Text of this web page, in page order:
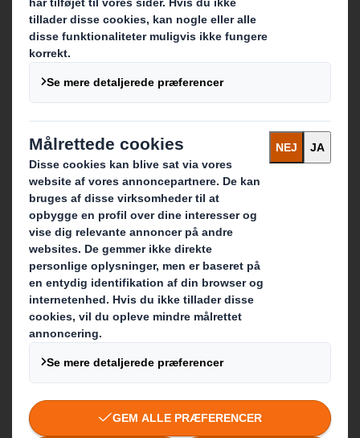
Hvem vi er
Om os
Bæredygtighed
Medier
Karriere
Hvad vi laver
E-handelsemballage
Detailhandel
Industriel emballage
Transport emballage
Display
POS materialer
Køb online